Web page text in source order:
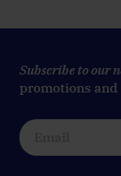
Subscribe to our
promotions and